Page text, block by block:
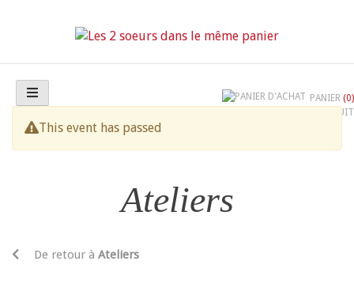
PANIER (0)
GRATUIT
This event has passed
Ateliers
De retour à Ateliers